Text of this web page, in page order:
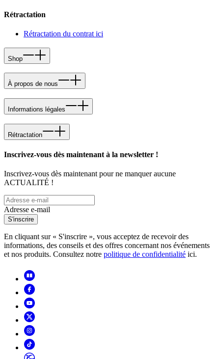
Rétractation
Rétractation du contrat ici
Shop
À propos de nous
Informations légales
Rétractation
Inscrivez-vous dès maintenant à la newsletter !
Inscrivez-vous dès maintenant pour ne manquer aucune
ACTUALITÉ !
Adresse e-mail
S'inscrire
En cliquant sur « S'inscrire », vous acceptez de recevoir des
informations, des conseils et des offres concernant nos événements
et nos produits. Consultez notre politique de confidentialité ici.